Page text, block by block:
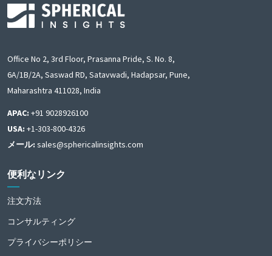
Office No 2, 3rd Floor, Prasanna Pride, S. No. 8,
6A/1B/2A, Saswad RD, Satavwadi, Hadapsar, Pune,
Maharashtra 411028, India
APAC: +91 9028926100
USA: +1-303-800-4326
メール: sales@sphericalinsights.com
便利なリンク
注文方法
コンサルティング
プライバシーポリシー